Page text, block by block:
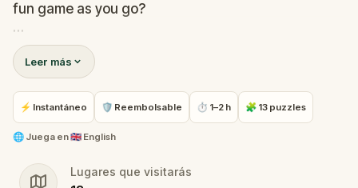
fun game as you go?
Come on the Melbourne Walking Tour to see the
brilliant, unique & interesting that makes Melbourne
the cultural capital of Australia.
From it's famous landmarks and buildings, through
it's hidden alleyways and fascinating street art, this
bring you a whole new appreciation for the city!
Leer más
⚡ Instantáneo 🛡 Reembolsable ⏱ 1–2 h 🧩 13 puzzles
🌐 Juega en🇬🇧 English
Lugares que visitarás